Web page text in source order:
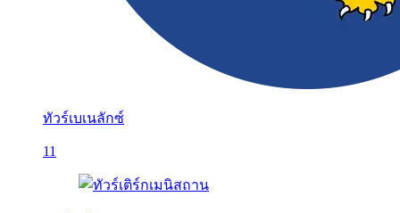
ทัวร์เบเนลักซ์
11